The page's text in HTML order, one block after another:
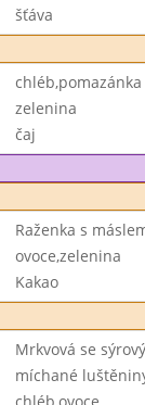
šťáva
zelenina
čaj
Raženka s
ovoce,zelenina
Kakao
Mrkvová se
míchané